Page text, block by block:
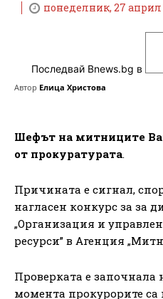
понеделник, 27 април
Последвай Bnews.bg в
Автор Елица Христова
Шефът на митниците
от прокуратурата.
Причината е сигнал,
нагласен конкурс за за
„Организация и
ресурси” в Агенция
Проверката е започнала
момента прокурорите